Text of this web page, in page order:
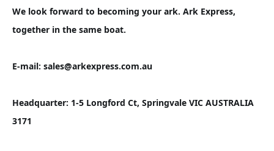
We look forward to becoming your ark. Ark Express,
together in the same boat.
E-mail: sales@arkexpress.com.au
Headquarter: 1-5 Longford Ct, Springvale VIC AUSTRALIA
3171